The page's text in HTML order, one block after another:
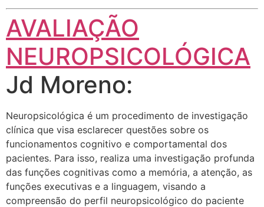
AVALIAÇÃO
NEUROPSICOLÓGICA
Jd Moreno:
Neuropsicológica é um procedimento de investigação
clínica que visa esclarecer questões sobre os
funcionamentos cognitivo e comportamental dos
pacientes. Para isso, realiza uma investigação profunda
das funções cognitivas como a memória, a atenção, as
funções executivas e a linguagem, visando a
compreensão do perfil neuropsicológico do paciente